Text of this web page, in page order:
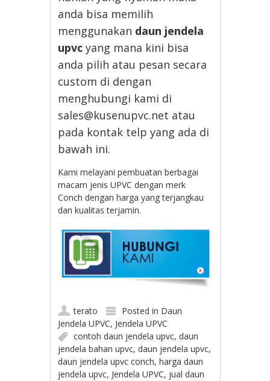
anda bisa memilih
menggunakan daun jendela
upvc yang mana kini bisa
anda pilih atau pesan secara
custom di dengan
menghubungi kami di
sales@kusenupvc.net atau
pada kontak telp yang ada di
bawah ini.
Kami melayani pembuatan berbagai
macam jenis UPVC dengan merk
Conch dengan harga yang terjangkau
dan kualitas terjamin.
terato Posted in Daun
Jendela UPVC, Jendela UPVC
contoh daun jendela upvc,daun
jendela bahan upvc,daun jendela upvc,
daun jendela upvc conch,harga daun
jendela upvc, Jendela UPVC, jual daun